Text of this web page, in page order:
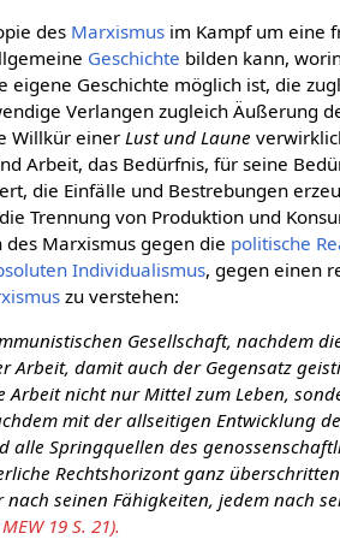
des Marxismus im Kampf um eine
Geschichte bilden kann,
eigene Geschichte möglich ist, die
Verlangen zugleich Äußerung
Willkür einer Lust und Laune
Arbeit, das Bedürfnis, für seine
die Einfälle und Bestrebungen
Trennung von Produktion und
des Marxismus gegen die politische
Individualismus, gegen einen
zu verstehen:
Gesellschaft, nachdem
Arbeit, damit auch der Gegensatz
Arbeit nicht nur Mittel zum Leben,
mit der allseitigen Entwicklung
alle Springquellen des
Rechtshorizont ganz
nach seinen Fähigkeiten, jedem nach
19 S. 21).